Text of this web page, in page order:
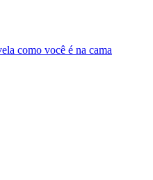
como você é na cama